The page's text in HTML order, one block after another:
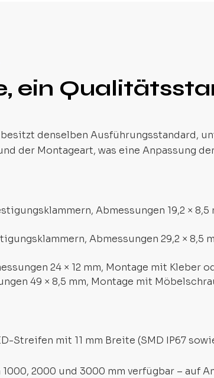
ein
denselben Ausführungsstandard,
der Montageart, was eine Anpassung
Abmessungen 19,2 ×
Abmessungen 29,2 × 8,5
24 × 12 mm, Montage mit Kleber
49 × 8,5 mm, Montage mit
Streifen mit 11 mm Breite (SMD IP67
2000 und 3000 mm verfügbar – auf